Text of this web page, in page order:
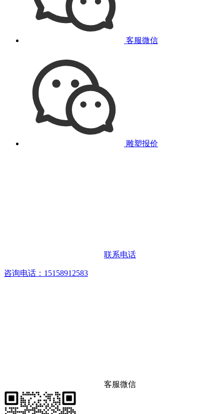
客服微信
雕塑报价
联系电话
咨询电话：15158912583
客服微信